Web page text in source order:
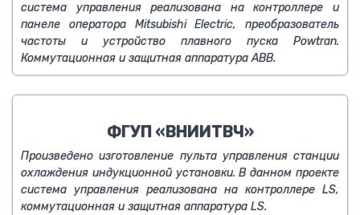
система управления реализована на контроллере и
панеле оператора Mitsubishi Electric, преобразователь
частоты и устройство плавного пуска Powtran.
Коммутационная и защитная аппаратура АВВ.
ФГУП «ВНИИТВЧ»
Произведено изготовление пульта управления станции
охлаждения индукционной установки. В данном проекте
система управления реализована на контроллере LS,
коммутационная и защитная аппаратура LS.